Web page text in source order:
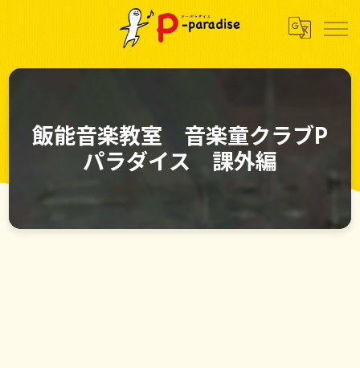
飯能音楽教室 音楽童クラブP
パラダイス 課外編